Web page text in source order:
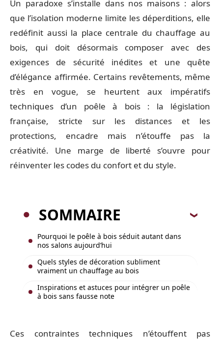
Un paradoxe s’installe dans nos maisons : alors
que l’isolation moderne limite les déperditions, elle
redéfinit aussi la place centrale du chauffage au
bois, qui doit désormais composer avec des
exigences de sécurité inédites et une quête
d’élégance affirmée. Certains revêtements, même
très en vogue, se heurtent aux impératifs
techniques d’un poêle à bois : la législation
française, stricte sur les distances et les
protections, encadre mais n’étouffe pas la
créativité. Une marge de liberté s’ouvre pour
réinventer les codes du confort et du style.
SOMMAIRE
Pourquoi le poêle à bois séduit autant dans
nos salons aujourd’hui
Quels styles de décoration subliment
vraiment un chauffage au bois
Inspirations et astuces pour intégrer un poêle
à bois sans fausse note
Ces contraintes techniques n’étouffent pas